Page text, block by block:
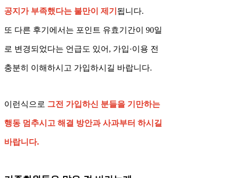
공지가 부족했다는 불만이 제기 됩니다.
또 다른 후기에서는 포인트 유효기간이 90일
로 변경되었다는 언급도 있어, 가입·이용 전
충분히 이해하시고 가입하시길 바랍니다.
이런식으로 그전 가입하신 분들을 기만하는
행동 멈추시고 해결 방안과 사과부터 하시길
바랍니다.